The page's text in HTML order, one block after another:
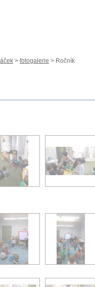
> fotogalerie > Ročník